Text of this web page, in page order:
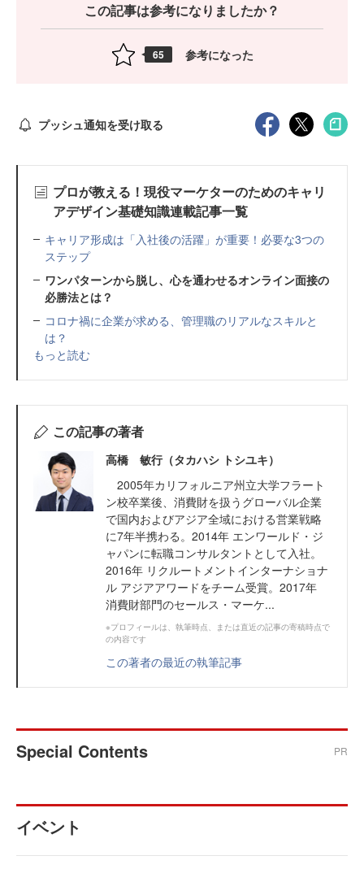
この記事は参考になりましたか？
65 参考になった
プッシュ通知を受け取る
プロが教える！現役マーケターのためのキャリ
アデザイン基礎知識連載記事一覧
キャリア形成は「入社後の活躍」が重要！必要な3つの
ステップ
ワンパターンから脱し、心を通わせるオンライン面接の
必勝法とは？
コロナ禍に企業が求める、管理職のリアルなスキルと
は？
もっと読む
この記事の著者
高橋 敏行（タカハシ トシユキ）
2005年カリフォルニア州立大学フラート
ン校卒業後、消費財を扱うグローバル企業
で国内およびアジア全域における営業戦略
に7年半携わる。2014年 エンワールド・ジ
ャパンに転職コンサルタントとして入社。
2016年 リクルートメントインターナショナ
ル アジアアワードをチーム受賞。2017年
消費財部門のセールス・マーケ...
※プロフィールは、執筆時点、または直近の記事の寄稿時点で
の内容です
この著者の最近の執筆記事
Special Contents PR
イベント